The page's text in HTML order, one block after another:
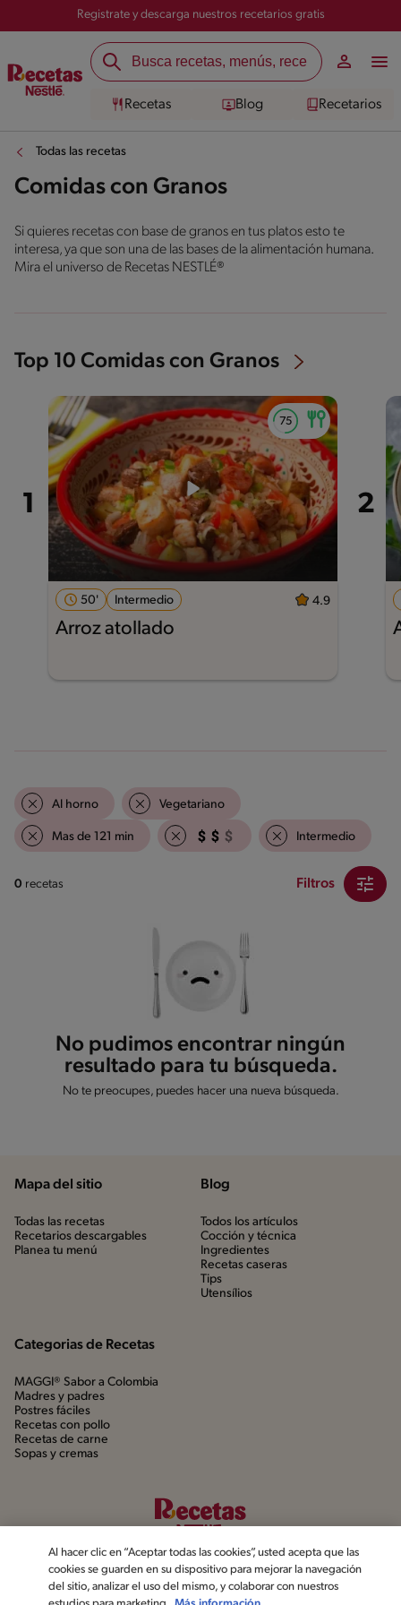
Registrate y descarga nuestros recetarios gratis
Recetas Blog Recetarios
Todas las recetas
Comidas con Granos
Si quieres recetas con base de granos en tus platos esto te
interesa, ya que son una de las bases de la alimentación humana.
Mira el universo de Recetas NESTLÉ®
Top 10 Comidas con Granos
50' Intermedio 4.9
Arroz atollado
Al horno Vegetariano
Mas de 121 min Intermedio
0 recetas Filtros
No pudimos encontrar ningún
resultado para tu búsqueda.
No te preocupes, puedes hacer una nueva búsqueda.
Mapa del sitio
Todas las recetas
Recetarios descargables
Planea tu menú
Blog
Todos los artículos
Cocción y técnica
Ingredientes
Recetas caseras
Tips
Utensílios
Categorias de Recetas
MAGGI® Sabor a Colombia
Madres y padres
Postres fáciles
Recetas con pollo
Recetas de carne
Sopas y cremas
Al hacer clic en “Aceptar todas las cookies”, usted acepta que las
cookies se guarden en su dispositivo para mejorar la navegación
del sitio, analizar el uso del mismo, y colaborar con nuestros